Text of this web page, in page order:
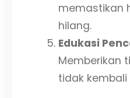
memastikan
hilang.
Edukasi
Memberikan
tidak